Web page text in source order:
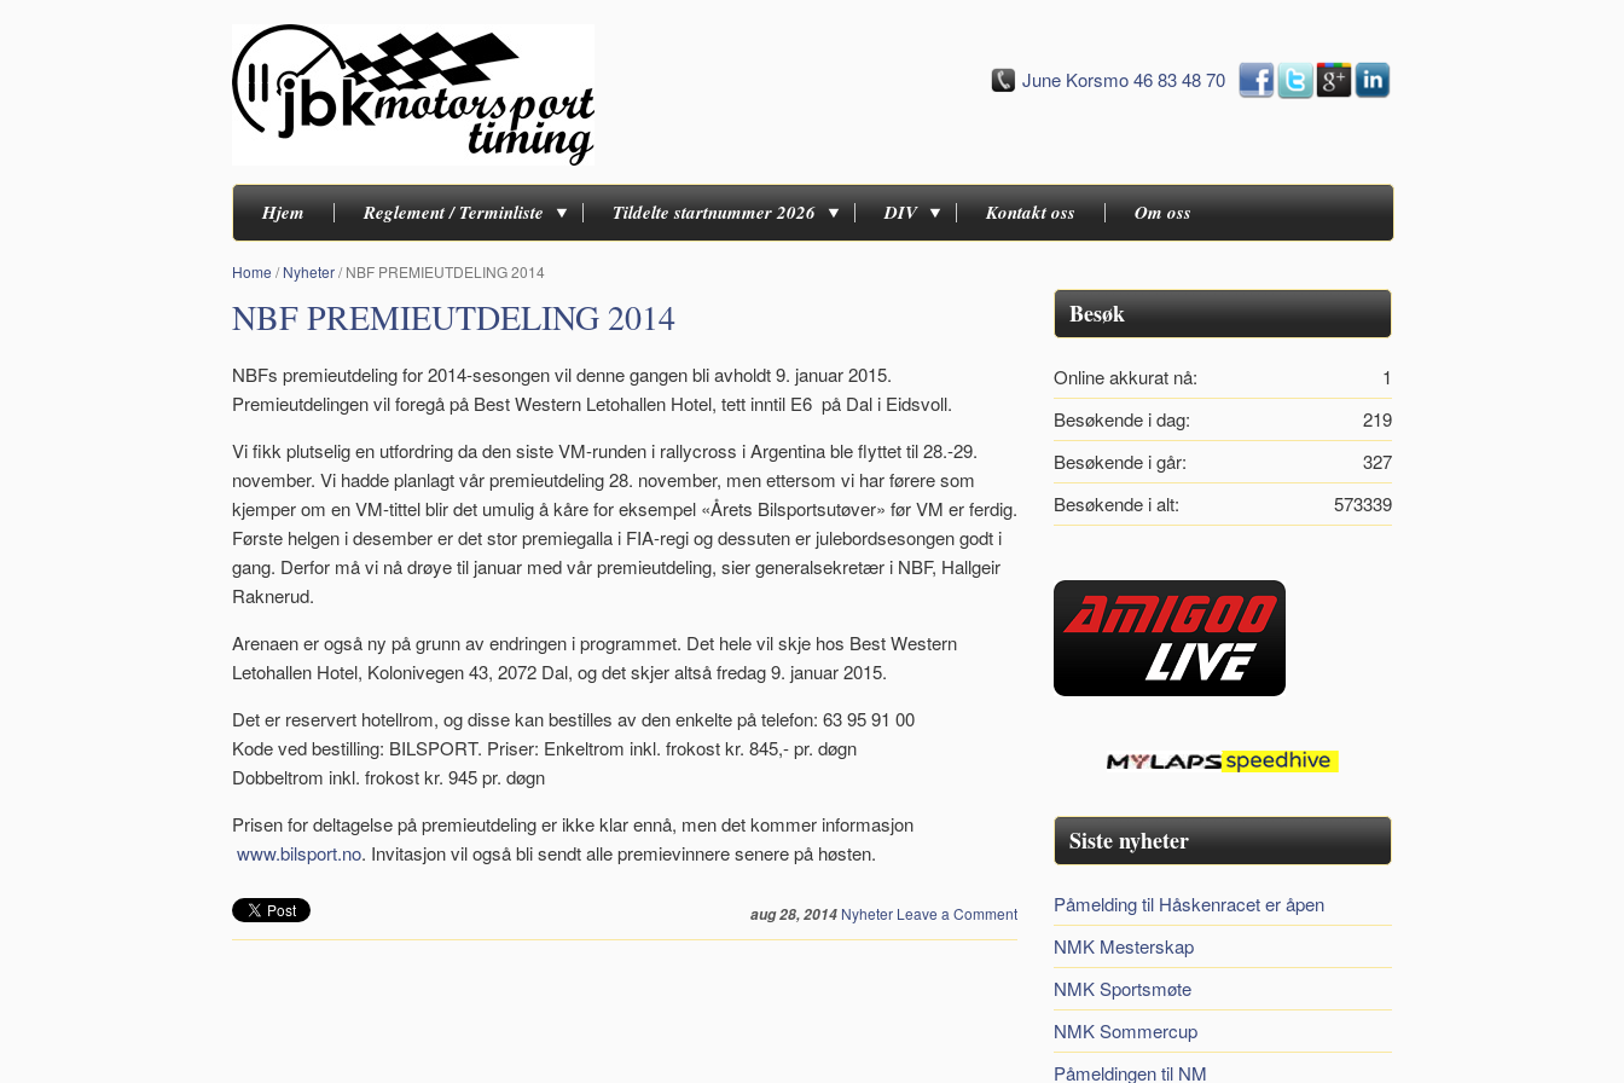
June Korsmo 46 83 48 70
Hjem Reglement / Terminliste Tildelte startnummer 2026 DIV Kontakt oss Om oss
Home / Nyheter/ NBF PREMIEUTDELING 2014
NBF PREMIEUTDELING 2014
NBFs premieutdeling for 2014-sesongen vil denne gangen bli avholdt 9. januar 2015.
Premieutdelingen vil foregå på Best Western Letohallen Hotel, tett inntil E6 på Dal i Eidsvoll.
Vi fikk plutselig en utfordring da den siste VM-runden i rallycross i Argentina ble flyttet til 28.-29.
november. Vi hadde planlagt vår premieutdeling 28. november, men ettersom vi har førere som
kjemper om en VM-tittel blir det umulig å kåre for eksempel «Årets Bilsportsutøver» før VM er ferdig.
Første helgen i desember er det stor premiegalla i FIA-regi og dessuten er julebordsesongen godt i
gang. Derfor må vi nå drøye til januar med vår premieutdeling, sier generalsekretær i NBF, Hallgeir
Raknerud.
Arenaen er også ny på grunn av endringen i programmet. Det hele vil skje hos Best Western
Letohallen Hotel, Kolonivegen 43, 2072 Dal, og det skjer altså fredag 9. januar 2015.
Det er reservert hotellrom, og disse kan bestilles av den enkelte på telefon: 63 95 91 00
Kode ved bestilling: BILSPORT. Priser: Enkeltrom inkl. frokost kr. 845,- pr. døgn
Dobbeltrom inkl. frokost kr. 945 pr. døgn
Prisen for deltagelse på premieutdeling er ikke klar ennå, men det kommer informasjon
www.bilsport.no. Invitasjon vil også bli sendt alle premievinnere senere på høsten.
aug 28, 2014 Nyheter Leave a Comment
Besøk
1
Online akkurat nå:
219
Besøkende i dag:
327
Besøkende i går:
573339
Besøkende i alt:
Siste nyheter
Påmelding til Håskenracet er åpen
NMK Mesterskap
NMK Sportsmøte
NMK Sommercup
Påmeldingen til NM